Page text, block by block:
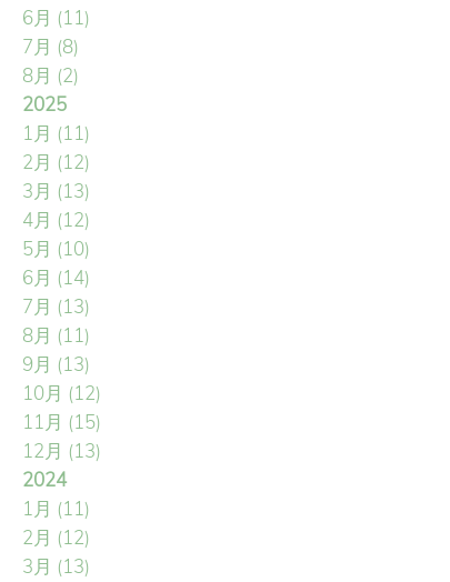
6月 (11)
7月 (8)
8月 (2)
2025
1月 (11)
2月 (12)
3月 (13)
4月 (12)
5月 (10)
6月 (14)
7月 (13)
8月 (11)
9月 (13)
10月 (12)
11月 (15)
12月 (13)
2024
1月 (11)
2月 (12)
3月 (13)